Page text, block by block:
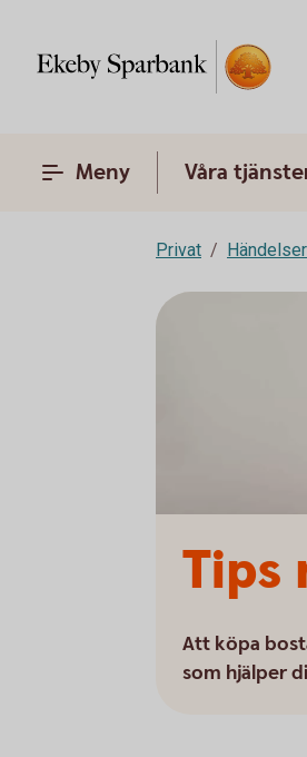
Meny Våra
Privat
Tips
Att köpa
som hjälper